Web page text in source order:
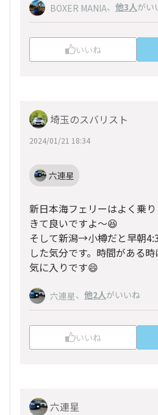
BOXER MANIA、 他3人がい
いいね
埼玉のスバリスト
2024/01/21 18:34
六連星
新日本海フェリーはよく乗
きて良いですよ〜😆
そして新潟→小樽だと早朝
した気分です。時間がある
気に入りです😄
六連星、 他2人がいいね
いいね
六連星